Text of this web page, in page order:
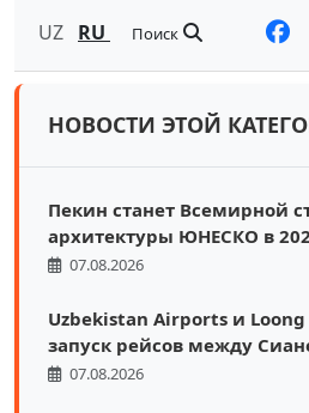
UZ RU Поиск
НОВОСТИ ЭТОЙ
Пекин станет Всемирной
архитектуры ЮНЕСКО в
07.08.2026
Uzbekistan Airports и
запуск рейсов между
07.08.2026